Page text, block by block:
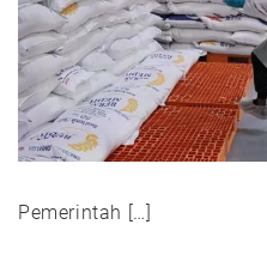
Pemerintah […]